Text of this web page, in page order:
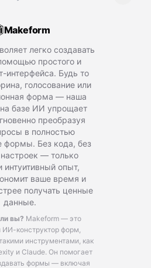
Makeform
легко создавать
простого и
интерфейса. Будь то
голосование или
форма — наша
базе ИИ упрощает
преобразуя
в полностью
формы. Без кода, без
— только
интуитивный опыт,
ваше время и
получать ценные
данные.
вы? Makeform — это
ИИ-конструктор форм,
инструментами, как
и Claude. Он помогает
формы — включая